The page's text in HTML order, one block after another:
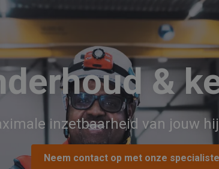
&
inzetbaarheid van jouw
Neem contact op met onze